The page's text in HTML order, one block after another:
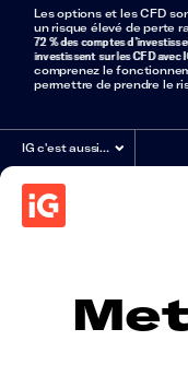
Les options et les CFD
un risque élevé de perte
72 % des comptes
investissent sur les CFD avec
comprenez le
permettre de prendre le
IG c'est aussi…